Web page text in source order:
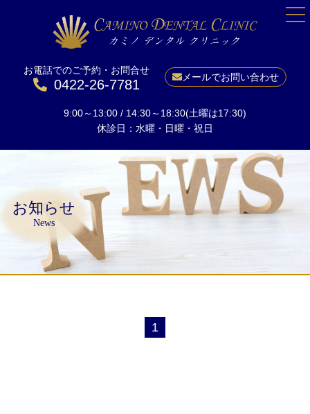
お電話でのご予約・お問合せ
0422-26-7781 メールでお問い合わせ
9:00～13:00 / 14:30～18:30(土曜は17:30)
休診日：水曜・日曜・祝日
お知らせ
News
HOME
当院について
一般歯科
予防
小児矯正
成人矯正
よくあるご質問
1